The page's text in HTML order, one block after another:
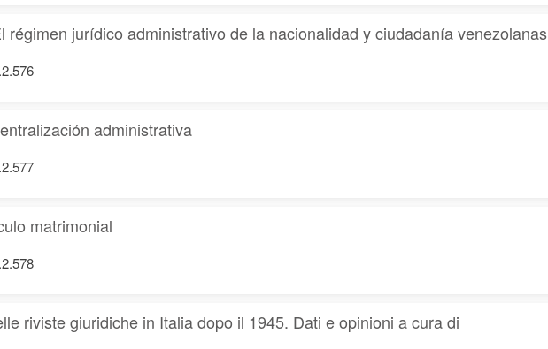
régimen jurídico administrativo de la nacionalidad y ciudadanía venezolanas
administrativa
matrimonial
riviste giuridiche in Italia dopo il 1945. Dati e opinioni a cura di